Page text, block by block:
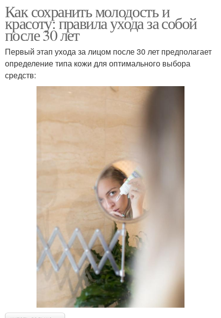
Как сохранить молодость и
красоту: правила ухода за собой
после 30 лет
Первый этап ухода за лицом после 30 лет предполагает
определение типа кожи для оптимального выбора
средств: